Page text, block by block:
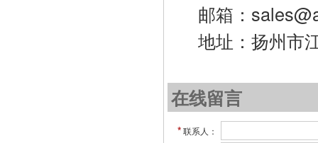
邮箱：
地址：扬州市
在线留言
*联系人：